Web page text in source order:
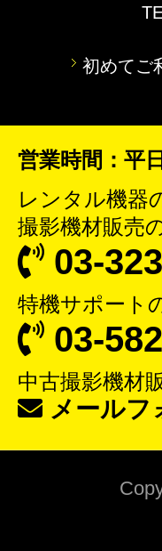
初めてご
営業時間：平
レンタル機器
撮影機材販売
03-
特機サポート
03-
中古撮影機材
メールフ